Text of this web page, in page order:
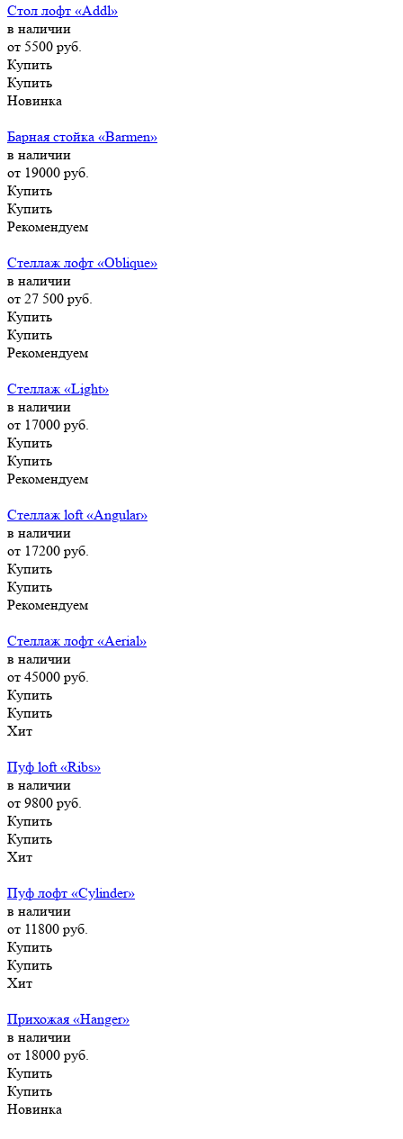
Стол лофт «Addl»
в наличии
от 5500 руб.
Купить
Купить
Новинка
Барная стойка «Barmen»
в наличии
от 19000 руб.
Купить
Купить
Рекомендуем
Стеллаж лофт «Oblique»
в наличии
от 27 500 руб.
Купить
Купить
Рекомендуем
Стеллаж «Light»
в наличии
от 17000 руб.
Купить
Купить
Рекомендуем
Стеллаж loft «Angular»
в наличии
от 17200 руб.
Купить
Купить
Рекомендуем
Стеллаж лофт «Aerial»
в наличии
от 45000 руб.
Купить
Купить
Хит
Пуф loft «Ribs»
в наличии
от 9800 руб.
Купить
Купить
Хит
Пуф лофт «Cylinder»
в наличии
от 11800 руб.
Купить
Купить
Хит
Прихожая «Hanger»
в наличии
от 18000 руб.
Купить
Купить
Новинка